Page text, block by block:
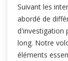
Suivant les
abordé de
d'investigation
long. Notre
éléments